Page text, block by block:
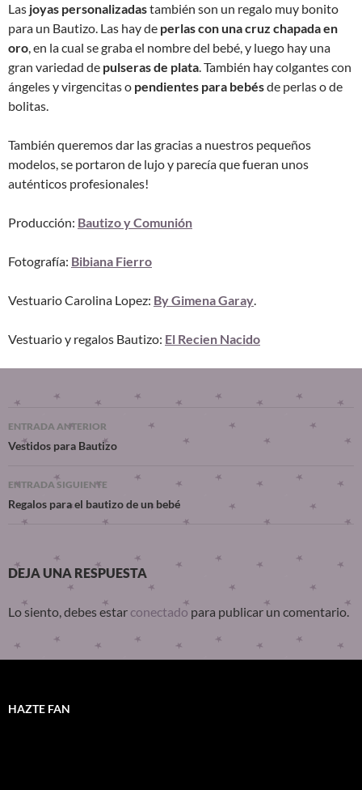
Las joyas personalizadastambién son un regalo muy bonito
para un Bautizo. Las hay de perlas con una cruz chapada en
oro, en la cual se graba el nombre del bebé, y luego hay una
gran variedad de pulseras de plata. También hay colgantes con
ángeles y virgencitas o pendientes para bebésde perlas o de
bolitas.
También queremos dar las gracias a nuestros pequeños
modelos, se portaron de lujo y parecía que fueran unos
auténticos profesionales!
Producción: Bautizo y Comunión
Fotografía: Bibiana Fierro
Vestuario Carolina Lopez: By Gimena Garay.
Vestuario y regalos Bautizo: El Recien Nacido
ENTRADA ANTERIOR
Vestidos para Bautizo
ENTRADA SIGUIENTE
Regalos para el bautizo de un bebé
DEJA UNA RESPUESTA
Lo siento, debes estar conectado para publicar un comentario.
HAZTE FAN